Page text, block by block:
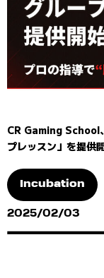
CR Gaming School
プレッスン」を提供
Incubation
2025/02/03